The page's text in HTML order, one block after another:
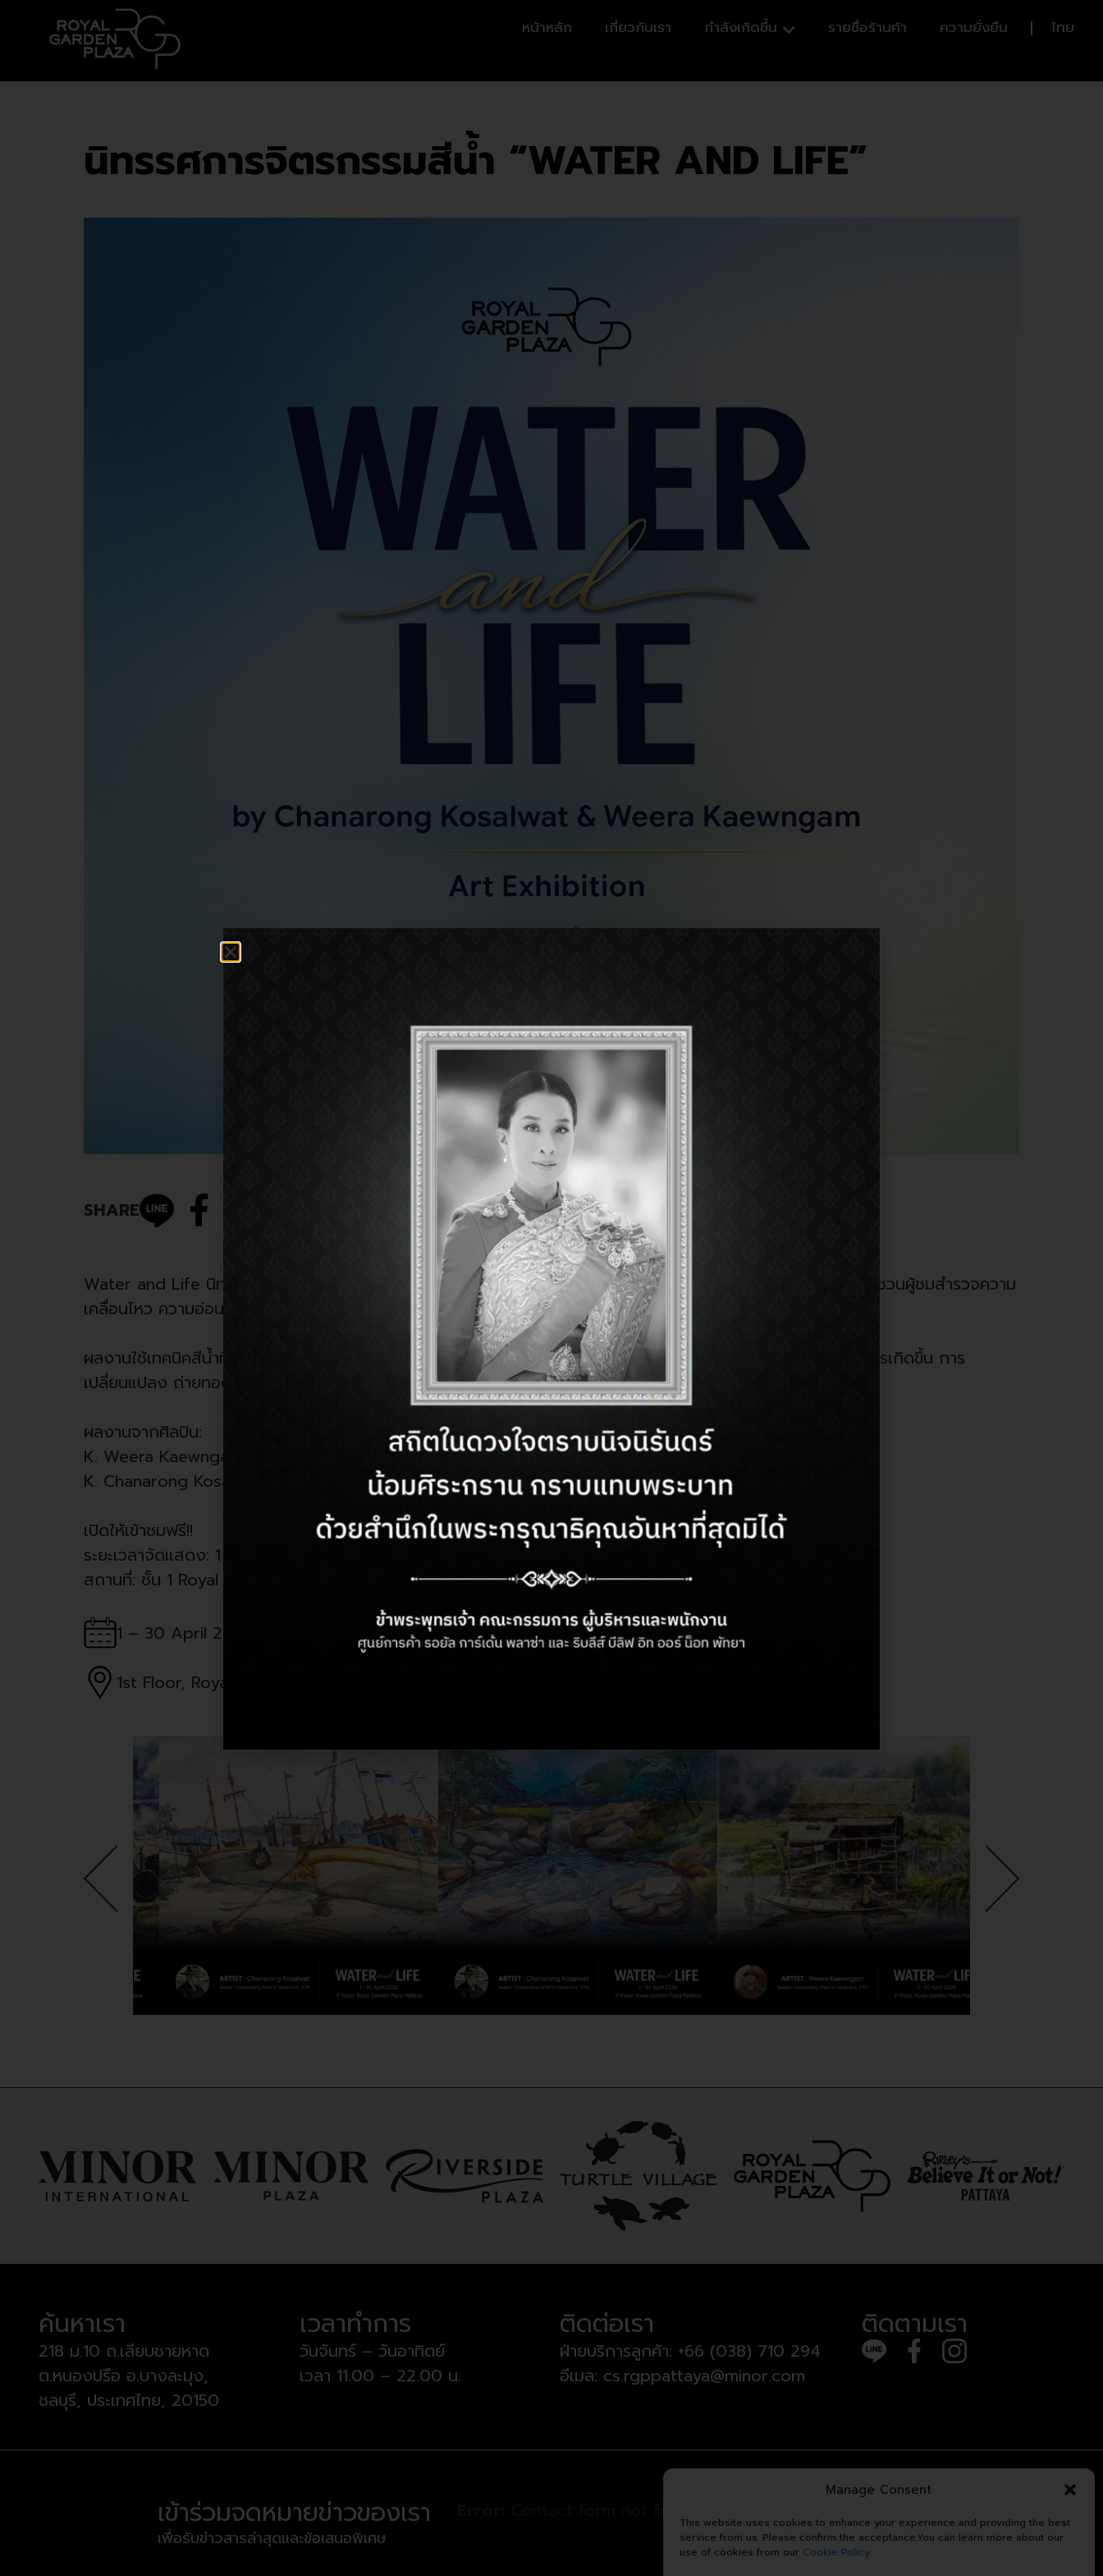
Manage Consent
This website uses cookies to enhance your experience and providing the best
service from us. Please confirm the acceptance.You can learn more about our
use of cookies from our Cookie Policy
หน้าหลัก เกี่ยวกับเรา กำลังเกิดขึ้น รายชื่อร้านค้า ความยั่งยืน ไทย
นิทรรศการจิตรกรรมสีน้ำ “WATER AND LIFE”
SHARE
Water and Life นิทรรศการจิตรกรรมสีน้ำ ที่ถ่ายทอดความสัมพันธ์ระหว่าง “น้ำ” และ “ชีวิต” ผ่านมุมมองเชิงนามธรรม ชวนผู้ชมสำรวจความ
เคลื่อนไหว ความอ่อนโยน และพลังของน้ำ ซึ่งเป็นต้นกำเนิดของทุกสรรพสิ่งบนโลก
ผลงานใช้เทคนิคสีน้ำที่โปร่งใส ไหลซึม และแปรเปลี่ยนอย่างเป็นธรรมชาติ เปรียบเสมือนวัฏจักรของชีวิตที่ไม่หยุดนิ่ง ทั้งการเกิดขึ้น การ
เปลี่ยนแปลง ถ่ายทอดผ่านสี เส้น
ผลงานจากศิลปิน:
K. Weera Kaewngam
K. Chanarong Kosalwat
เปิดให้เข้าชมฟรี!!
ระยะเวลาจัดแสดง: 1 – 30 เม.ย. 2569
สถานที่: ชั้น 1 Royal Garden Plaza Pattaya (ณ ห้องจัดแสดงผลงาน)
1 – 30 April 2026
1st Floor, Royal Garden Plaza Pattaya
ค้นหาเรา
218 ม.10 ถ.เลียบชายหาด
ต.หนองปรือ อ.บางละมุง,
ชลบุรี, ประเทศไทย, 20150
เวลาทำการ
วันจันทร์ – วันอาทิตย์
เวลา 11.00 – 22.00 น.
ติดต่อเรา
ฝ่ายบริการลูกค้า: +66 (038) 710 294
อีเมล: cs.rgppattaya@minor.com
ติดตามเรา
เข้าร่วมจดหมายข่าวของเรา
เพื่อรับข่าวสารล่าสุดและข้อเสนอพิเศษ